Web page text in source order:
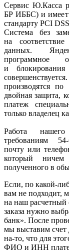
Сервис Ю.Касса
БР ИББС) и имеет
стандарту PCI DSS
Система без
на
данных.
программное
и блокирования
производятся
двойная защита,
платеж
только владелец
Работа нашего
требованиям
почту или
который
полученного в
Если, по какой-
вам не подходит,
на наш расчетный
заказа нужно
банк». После
мы выставим счет
на-то, что для
ФИО и ИНН